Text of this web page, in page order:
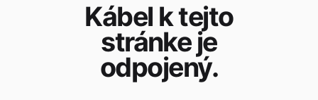
Kábel k tejto
stránke je
odpojený.